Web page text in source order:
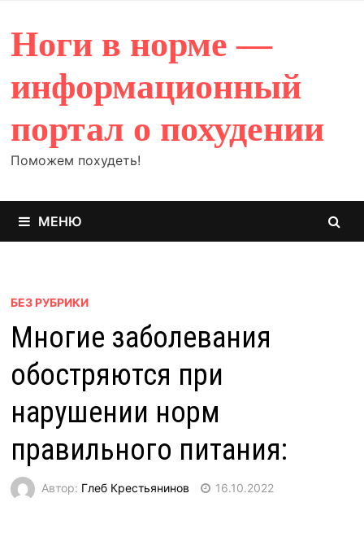
содержимому
Ноги в норме —
информационный
портал о похудении
Поможем похудеть!
МЕНЮ
БЕЗ РУБРИКИ
Многие заболевания
обостряются при
нарушении норм
правильного питания:
Автор: Глеб Крестьянинов 16.10.2022